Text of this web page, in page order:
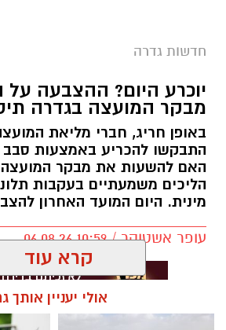
חדשות גדרה
יוכרע היום? ההצבעה על
מבקר המועצה בגדרה
באופן חריג, חברי מליאת
התבקשו להכריע באמצעות סבב
האם להשעות את מבקר המועצה,
הליכים משמעתיים בעקבות
מינית. היום המועד האחרון
עופר אשטוקר / 10:59 06.08.26
קרא עוד
אולי יעניין אותך